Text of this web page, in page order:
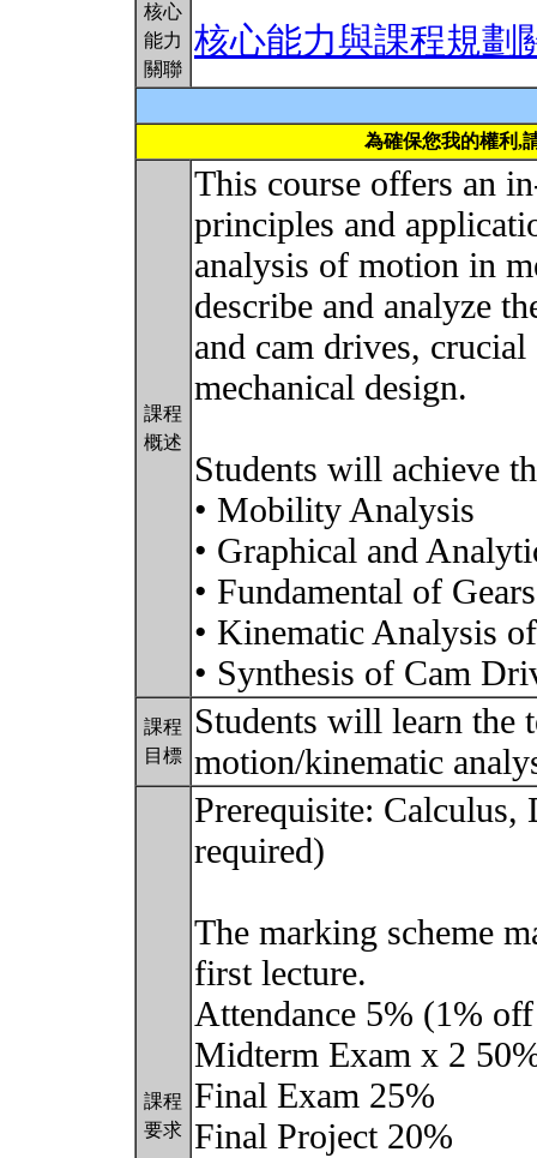
核心
能力
關聯
核心能力與課程規劃
為確保您我的權利,
課程
概述
This course offers an
principles and
analysis of motion in
describe and analyze
and cam drives,
mechanical design.
Students will achieve
• Mobility Analysis
• Graphical and
• Fundamental of Gears
• Kinematic Analysis
• Synthesis of Cam
課程
目標
Students will learn the
motion/kinematic
課程
要求
Prerequisite: Calculus,
required)
The marking scheme
first lecture.
Attendance 5% (1%
Midterm Exam x 2
Final Exam 25%
Final Project 20%